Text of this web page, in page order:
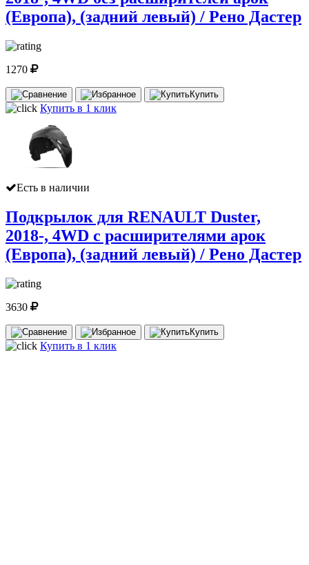
(Европа), (задний левый) / Рено Дастер
1270
Купить
Купить в 1 клик
Есть в наличии
Подкрылок для RENAULT Duster,
2018-, 4WD с расширителями арок
(Европа), (задний левый) / Рено Дастер
3630
Купить
Купить в 1 клик